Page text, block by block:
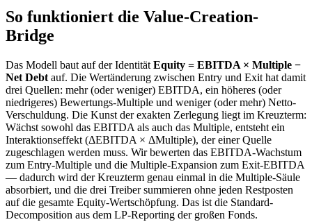
So funktioniert die Value-Creation-
Bridge
Das Modell baut auf der Identität Equity = EBITDA × Multiple −
Net Debt auf. Die Wertänderung zwischen Entry und Exit hat damit
drei Quellen: mehr (oder weniger) EBITDA, ein höheres (oder
niedrigeres) Bewertungs-Multiple und weniger (oder mehr) Netto-
Verschuldung. Die Kunst der exakten Zerlegung liegt im Kreuzterm:
Wächst sowohl das EBITDA als auch das Multiple, entsteht ein
Interaktionseffekt (ΔEBITDA × ΔMultiple), der einer Quelle
zugeschlagen werden muss. Wir bewerten das EBITDA-Wachstum
zum Entry-Multiple und die Multiple-Expansion zum Exit-EBITDA
— dadurch wird der Kreuzterm genau einmal in die Multiple-Säule
absorbiert, und die drei Treiber summieren ohne jeden Restposten
auf die gesamte Equity-Wertschöpfung. Das ist die Standard-
Decomposition aus dem LP-Reporting der großen Fonds.